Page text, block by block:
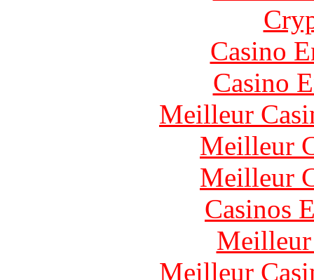
Casino
Casino
Meilleur
Meilleur
Meilleur
Casinos
Meilleur
Meilleur